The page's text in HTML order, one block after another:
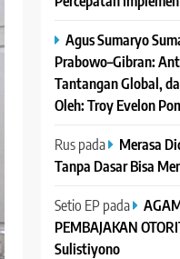
Agus Sumaryo
Prabowo–Gibran:
Tantangan Global,
Oleh: Troy Evelon
Ruspada
Merasa
Tanpa Dasar Bisa
Setio EP pada
PEMBAJAKAN
Sulistiyono